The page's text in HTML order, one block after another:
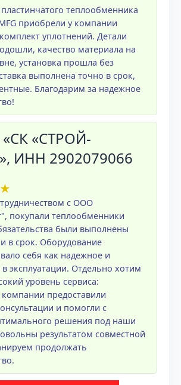
теплообменника
приобрели у компании
уплотнений. Детали
качество материала на
установка прошла без
выполнена точно в срок,
Благодарим за надежное
«СТРОЙ-
ИНН 2902079066
★
с ООО
покупали теплообменники
были выполнены
в срок. Оборудование
себя как надежное и
эксплуатации. Отдельно хотим
уровень сервиса:
предоставили
и помогли с
решения под наши
результатом совместной
продолжать